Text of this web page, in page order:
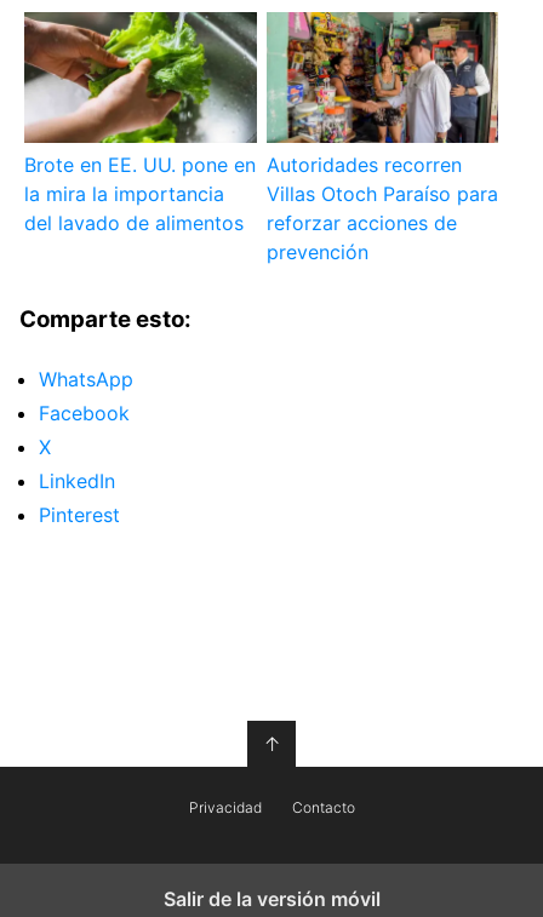
Brote en EE. UU. pone en
la mira la importancia
del lavado de alimentos
Autoridades recorren
Villas Otoch Paraíso para
reforzar acciones de
prevención
Comparte esto:
WhatsApp
Facebook
X
LinkedIn
Pinterest
↑
Privacidad Contacto
Salir de la versión móvil